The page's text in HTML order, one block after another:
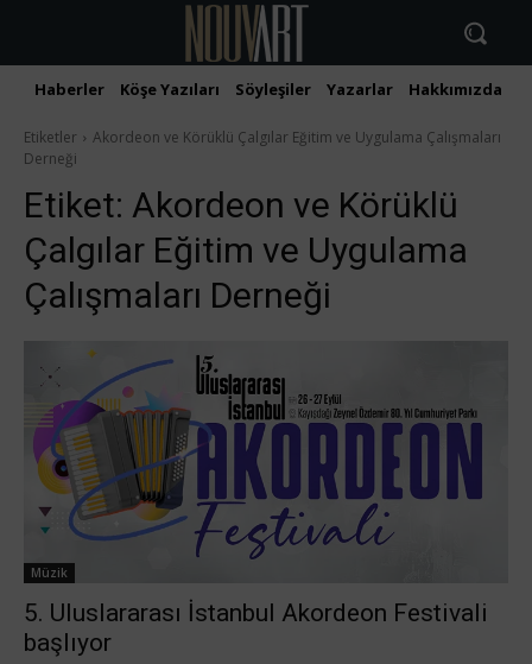
Haberler Köşe Yazıları Söyleşiler Yazarlar Hakkımızda
Etiketler
Akordeon ve Körüklü Çalgılar Eğitim ve Uygulama Çalışmaları
Derneği
Etiket: Akordeon ve Körüklü
Çalgılar Eğitim ve Uygulama
Çalışmaları Derneği
Müzik
5. Uluslararası İstanbul Akordeon Festivali
başlıyor